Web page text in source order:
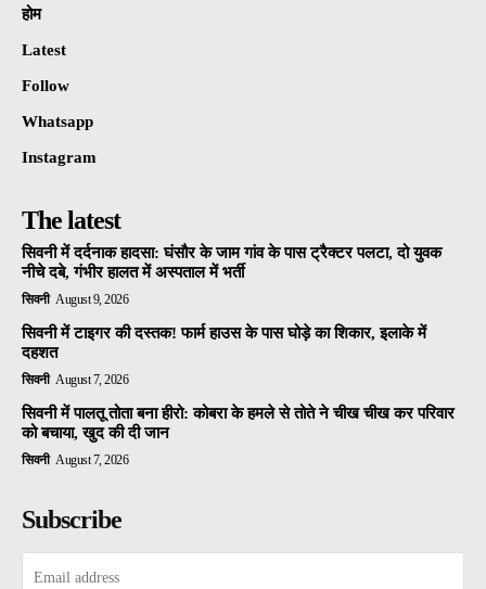
होम
Latest
Follow
Whatsapp
Instagram
The latest
सिवनी में दर्दनाक हादसा: घंसौर के जाम गांव के पास ट्रैक्टर पलटा, दो युवक
नीचे दबे, गंभीर हालत में अस्पताल में भर्ती
सिवनी August 9, 2026
सिवनी में टाइगर की दस्तक! फार्म हाउस के पास घोड़े का शिकार, इलाके में
दहशत
सिवनी August 7, 2026
सिवनी में पालतू तोता बना हीरो: कोबरा के हमले से तोते ने चीख चीख कर परिवार
को बचाया, खुद की दी जान
सिवनी August 7, 2026
Subscribe